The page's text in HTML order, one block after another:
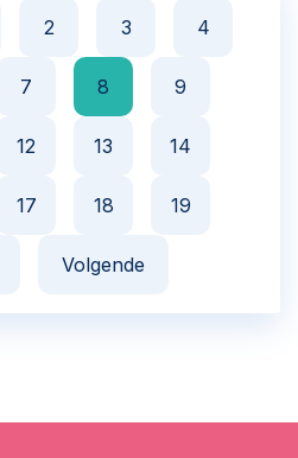
2 3 4
7 8 9
12 13 14
17 18 19
Volgende